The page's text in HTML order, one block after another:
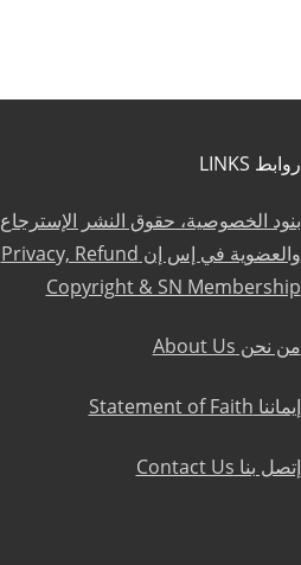
روابط LINKS
بنود الخصوصية، حقوق النشر الإسترجاع
والعضوية في إس إن Privacy, Refund
Copyright & SN Membership
من نحن About Us
إيماننا Statement of Faith
إتصل بنا Contact Us